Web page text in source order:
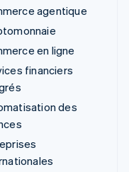
agentique
en ligne
financiers
des